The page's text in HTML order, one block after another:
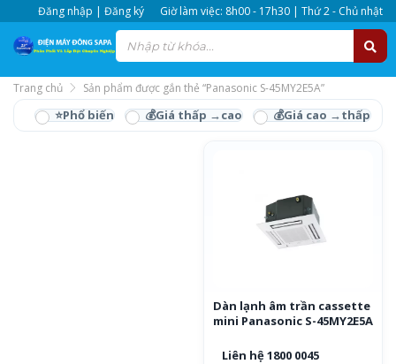
Đăng nhập | Đăng ký Giờ làm việc: 8h00 - 17h30 | Thứ 2 - Chủ nhật
Trang chủ Sản phẩm được gắn thẻ “Panasonic S-45MY2E5A”
Panasonic S-45MY2E5A
Dàn lạnh âm trần cassette
mini Panasonic S-45MY2E5A
Liên hệ 1800 0045